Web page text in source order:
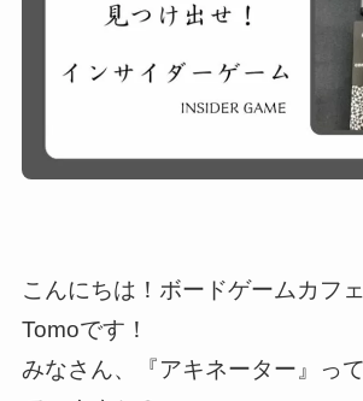
こんにちは！ボードゲームカフ
Tomoです！
みなさん、『アキネーター』っ